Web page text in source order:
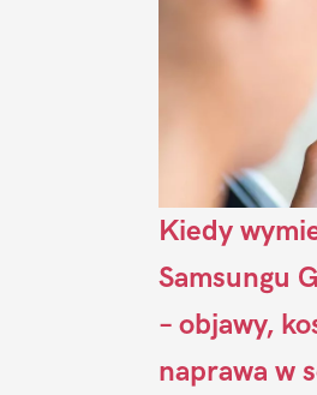
Kiedy
Samsungu
– objawy,
naprawa w